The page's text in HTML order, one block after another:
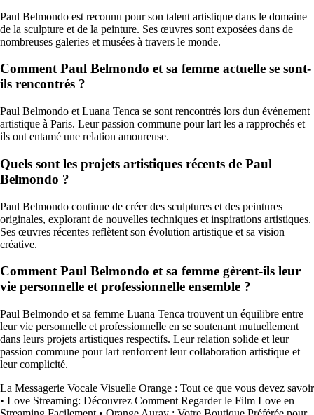
Paul Belmondo est reconnu pour son talent artistique dans le domaine
de la sculpture et de la peinture. Ses œuvres sont exposées dans de
nombreuses galeries et musées à travers le monde.
Comment Paul Belmondo et sa femme actuelle se sont-
ils rencontrés ?
Paul Belmondo et Luana Tenca se sont rencontrés lors dun événement
artistique à Paris. Leur passion commune pour lart les a rapprochés et
ils ont entamé une relation amoureuse.
Quels sont les projets artistiques récents de Paul
Belmondo ?
Paul Belmondo continue de créer des sculptures et des peintures
originales, explorant de nouvelles techniques et inspirations artistiques.
Ses œuvres récentes reflètent son évolution artistique et sa vision
créative.
Comment Paul Belmondo et sa femme gèrent-ils leur
vie personnelle et professionnelle ensemble ?
Paul Belmondo et sa femme Luana Tenca trouvent un équilibre entre
leur vie personnelle et professionnelle en se soutenant mutuellement
dans leurs projets artistiques respectifs. Leur relation solide et leur
passion commune pour lart renforcent leur collaboration artistique et
leur complicité.
La Messagerie Vocale Visuelle Orange : Tout ce que vous devez savoir
• Love Streaming: Découvrez Comment Regarder le Film Love en